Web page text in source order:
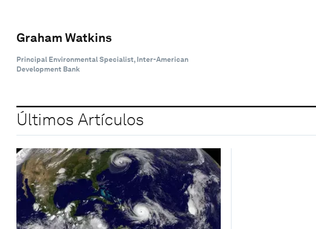
Graham Watkins
Principal Environmental Specialist, Inter-American
Development Bank
Últimos Artículos